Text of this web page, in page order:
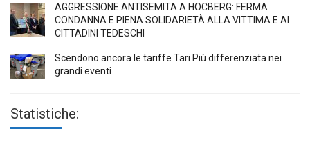
AGGRESSIONE ANTISEMITA A HÖCBERG: FERMA
CONDANNA E PIENA SOLIDARIETÀ ALLA VITTIMA E AI
CITTADINI TEDESCHI
Scendono ancora le tariffe Tari Più differenziata nei
grandi eventi
Statistiche: